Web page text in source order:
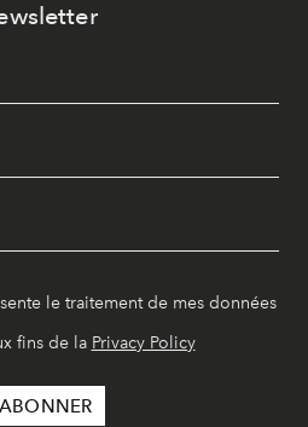
le traitement de mes données
fins de la Privacy Policy